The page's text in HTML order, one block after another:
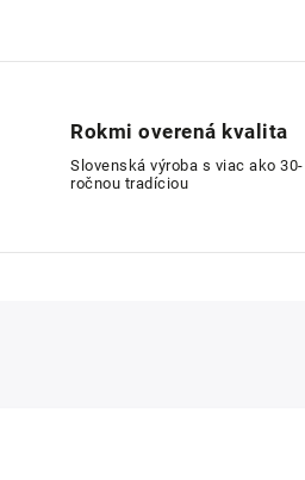
Rokmi overená kvalita
Slovenská výroba s viac ako 30-
ročnou tradíciou